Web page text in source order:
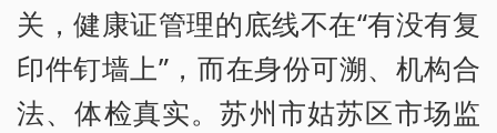
关，健康证管理的底线不在“有没有复
印件钉墙上”，而在身份可溯、机构合
法、体检真实。苏州市姑苏区市场监